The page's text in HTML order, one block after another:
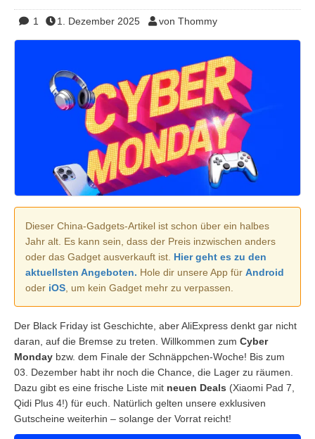
1 1. Dezember 2025 von Thommy
Dieser China-Gadgets-Artikel ist schon über ein halbes
Jahr alt. Es kann sein, dass der Preis inzwischen anders
oder das Gadget ausverkauft ist. Hier geht es zu den
aktuellsten Angeboten. Hole dir unsere App für Android
oder iOS , um kein Gadget mehr zu verpassen.
Der Black Friday ist Geschichte, aber AliExpress denkt gar nicht
daran, auf die Bremse zu treten. Willkommen zum Cyber
Monday bzw. dem Finale der Schnäppchen-Woche! Bis zum
03. Dezember habt ihr noch die Chance, die Lager zu räumen.
Dazu gibt es eine frische Liste mit neuen Deals (Xiaomi Pad 7,
Qidi Plus 4!) für euch. Natürlich gelten unsere exklusiven
Gutscheine weiterhin – solange der Vorrat reicht!